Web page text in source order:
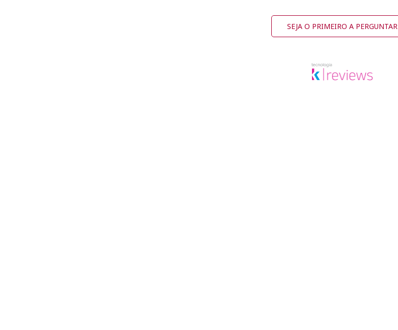
SEJA O PRIMEIRO A PERGUNTAR